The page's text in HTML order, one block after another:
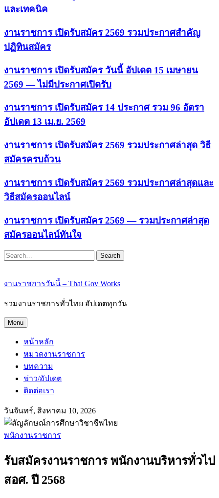
และเทคนิค
งานราชการ เปิดรับสมัคร 2569 รวมประกาศสำคัญ
ปฏิทินสมัคร
งานราชการ เปิดรับสมัคร วันนี้ อัปเดต 15 เมษายน
2569 — ไม่มีประกาศเปิดรับ
งานราชการ เปิดรับสมัคร 14 ประกาศ รวม 96 อัตรา
อัปเดต 13 เม.ย. 2569
งานราชการ เปิดรับสมัคร 2569 รวมประกาศล่าสุด วิธี
สมัครครบถ้วน
งานราชการ เปิดรับสมัคร 2569 รวมประกาศล่าสุดและ
วิธีสมัครออนไลน์
งานราชการ เปิดรับสมัคร 2569 — รวมประกาศล่าสุด
สมัครออนไลน์ทันใจ
Search
งานราชการวันนี้ – Thai Gov Works
รวมงานราชการทั่วไทย อัปเดตทุกวัน
Menu
หน้าหลัก
หมวดงานราชการ
บทความ
ข่าว/อัปเดต
ติดต่อเรา
วันจันทร์, สิงหาคม 10, 2026
พนักงานราชการ
รับสมัครงานราชการ พนักงานบริหารทั่วไป
สอศ. ปี 2568